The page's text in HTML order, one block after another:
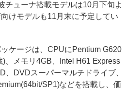
チューナ搭載モデルは10月下旬よ
けモデルも11月末に予定してい
ケージは、CPUにPentium G620
、メモリ4GB、Intel H61 Express
、DVDスーパーマルチドライブ、
SP1)などを搭載し、価